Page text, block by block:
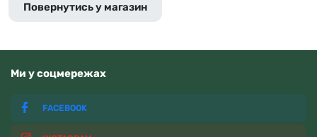
Повернутись у магазин
Ми у соцмережах
FACEBOOK